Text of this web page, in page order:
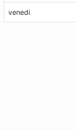
venedi